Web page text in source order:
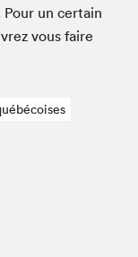
Pour un cer­tain
vous faire